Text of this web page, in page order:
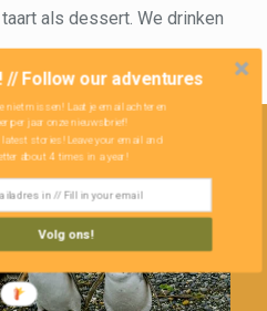
als dessert. We drinken
// Follow our adventures
niet missen! Laat je email achter en
per jaar onze nieuwsbrief!
Volg ons!
stories! Leave your email and
about 4 times in a year!